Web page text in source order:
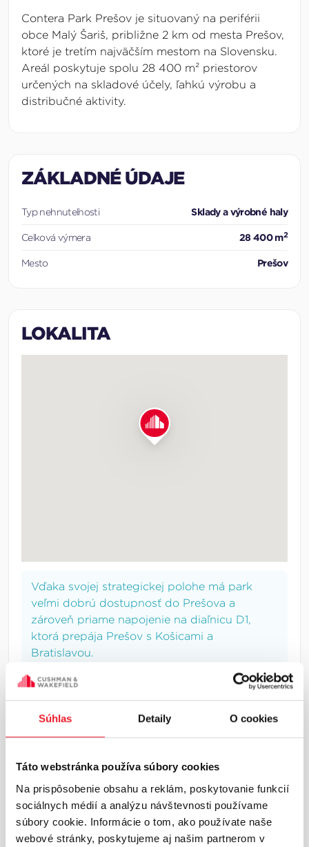
Súhlas Detaily O cookies
Táto webstránka používa súbory cookies
Na prispôsobenie obsahu a reklám, poskytovanie funkcií
sociálnych médií a analýzu návštevnosti používame
súbory cookie. Informácie o tom, ako používate naše
webové stránky, poskytujeme aj našim partnerom v
Contera Park Prešov je situovaný na periférii
obce Malý Šariš, približne 2 km od mesta Prešov,
ktoré je tretím najväčším mestom na Slovensku.
Areál poskytuje spolu 28 400 m² priestorov
určených na skladové účely, ľahkú výrobu a
distribučné aktivity.
ZÁKLADNÉ ÚDAJE
Typ nehnuteľnosti Sklady a výrobné haly
Celková výmera 28 400 m2
Mesto Prešov
LOKALITA
Vďaka svojej strategickej polohe má park
veľmi dobrú dostupnosť do Prešova a
zároveň priame napojenie na diaľnicu D1,
ktorá prepája Prešov s Košicami a
Bratislavou.
INFORMÁCIE O LOKALITE
Prešov a okolie
rozvíjajúce industriálne trhy s dôrazom na
výrobu ale aj logistiku. Nachádza sa na
severovýchode Slovenska s dobrým napojením